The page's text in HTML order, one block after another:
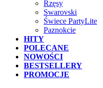
Rzęsy
Swarovski
Świece PartyLite
Paznokcie
HITY
POLECANE
NOWOŚCI
BESTSELLERY
PROMOCJE